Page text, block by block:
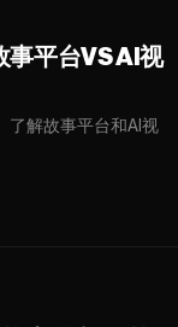
事平台VS AI视
了解故事平台和AI视